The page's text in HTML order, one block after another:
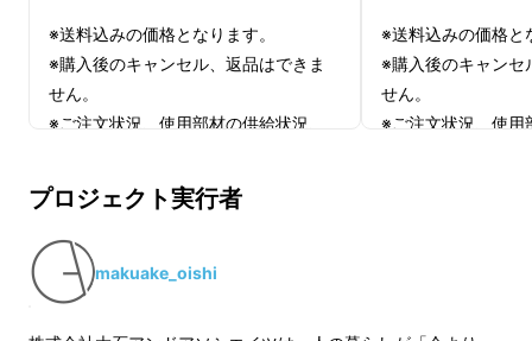
※送料込みの価格となります。
※購入後のキャンセル、返品はできま
せん。
※ご注文状況、使用部材の供給状況、
遅れる場合があります。
※送料込みの価格と
※購入後のキャンセ
せん。
※ご注文状況、使用
プロジェクト実行者
makuake_oishi